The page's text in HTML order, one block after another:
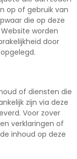
op of gebruik van
die op deze
worden
door
of diensten die
zijn via deze
Voor zover
verklaringen of
inhoud op deze